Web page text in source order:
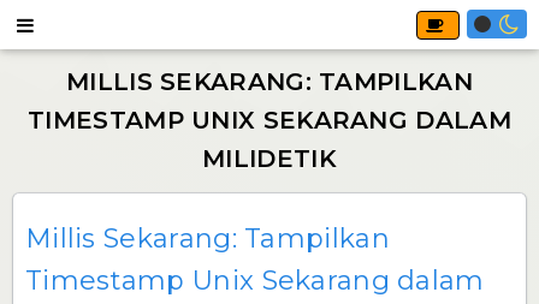
Millis Sekarang: Tampilkan
Timestamp Unix Sekarang dalam